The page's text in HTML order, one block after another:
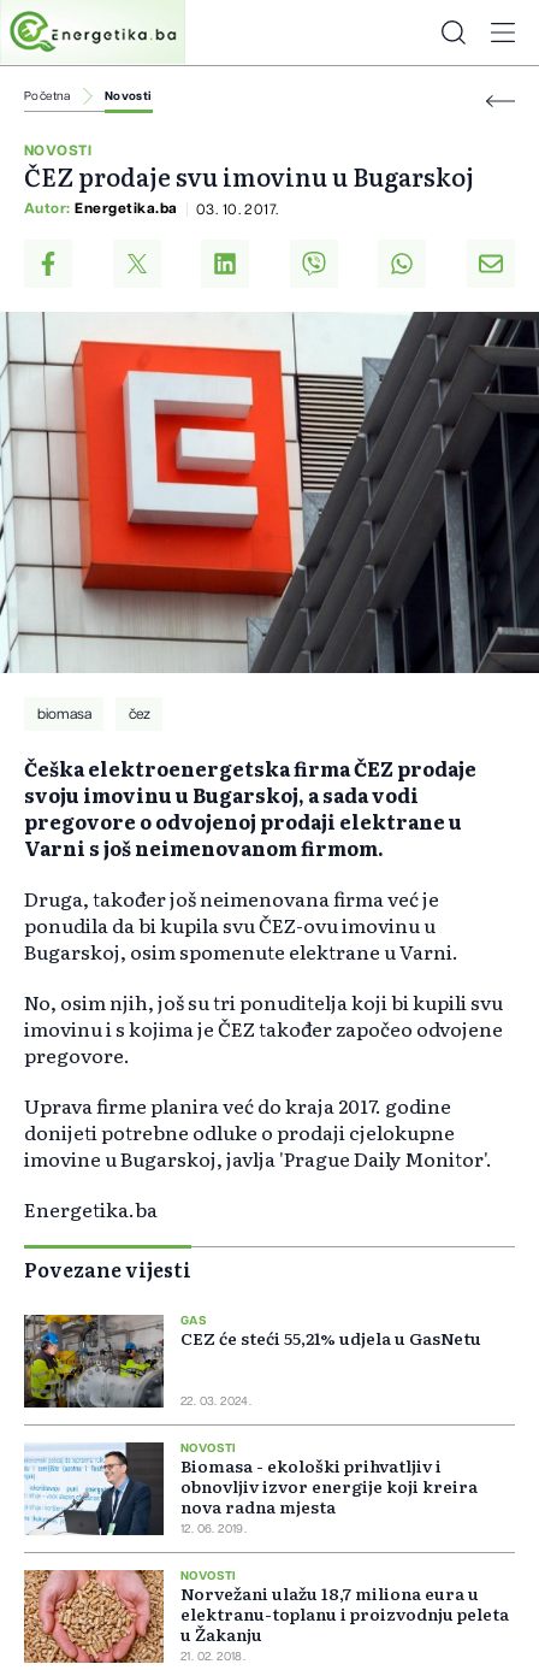
Početna Novosti
NOVOSTI
ČEZ prodaje svu imovinu u Bugarskoj
Autor: Energetika.ba 03. 10. 2017.
biomasa čez
Češka elektroenergetska firma ČEZ prodaje
svoju imovinu u Bugarskoj, a sada vodi
pregovore o odvojenoj prodaji elektrane u
Varni s još neimenovanom firmom.
Druga, također još neimenovana firma već je
ponudila da bi kupila svu ČEZ-ovu imovinu u
Bugarskoj, osim spomenute elektrane u Varni.
No, osim njih, još su tri ponuditelja koji bi kupili svu
imovinu i s kojima je ČEZ također započeo odvojene
pregovore.
Uprava firme planira već do kraja 2017. godine
donijeti potrebne odluke o prodaji cjelokupne
imovine u Bugarskoj, javlja 'Prague Daily Monitor'.
Energetika.ba
Povezane vijesti
GAS
CEZ će steći 55,21% udjela u GasNetu
22. 03. 2024.
NOVOSTI
Biomasa - ekološki prihvatljiv i
obnovljiv izvor energije koji kreira
nova radna mjesta
12. 06. 2019.
NOVOSTI
Norvežani ulažu 18,7 miliona eura u
elektranu-toplanu i proizvodnju peleta
u Žakanju
21. 02. 2018.